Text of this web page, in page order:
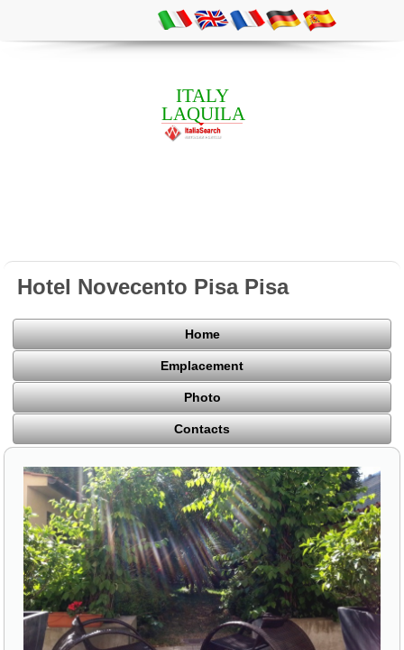
ITALY
LAQUILA
Hotel Novecento Pisa Pisa
Home
Emplacement
Photo
Contacts